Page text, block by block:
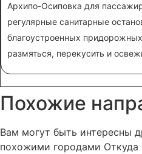
Архипо-Осиповка для
регулярные санитарные
благоустроенных
размяться, перекусить и
Похожие
Вам могут быть интересны
похожими городами